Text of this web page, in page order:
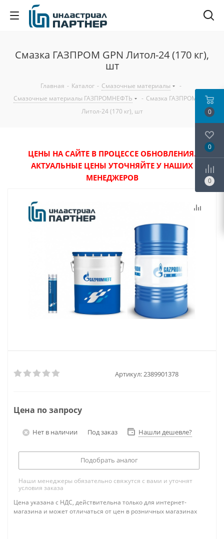
Смазка ГАЗПРОМ GPN Литол-24 (170 кг),
шт
Главная - Каталог - Смазочные материалы
-
Смазочные материалы ГАЗПРОМНЕФТЬ
- Смазка ГАЗПРОМ GPN
Литол-24 (170 кг), шт
ЦЕНЫ НА САЙТЕ В ПРОЦЕССЕ ОБНОВЛЕНИЯ.
АКТУАЛЬНЫЕ ЦЕНЫ УТОЧНЯЙТЕ У НАШИХ
МЕНЕДЖЕРОВ
Артикул: 2389901378
Цена по запросу
Нет в наличии Под заказ Нашли дешевле?
Подобрать аналог
Наши менеджеры обязательно свяжутся с вами и уточнят
условия заказа
Цена указана с НДС, действительна только для интернет-
магазина и может отличаться от цен в розничных магазинах
0
0
0